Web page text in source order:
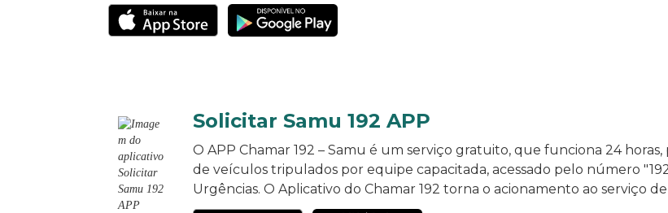
Solicitar Samu 192 APP
O APP Chamar 192 – Samu é um serviço gratuito, que funciona 24
de veículos tripulados por equipe capacitada, acessado pelo número
Urgências. O Aplicativo do Chamar 192 torna o acionamento ao serviço